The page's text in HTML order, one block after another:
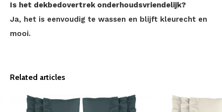
Is het dekbedovertrek onderhoudsvriendelijk?
Ja, het is eenvoudig te wassen en blijft kleurecht en
mooi.
Related articles